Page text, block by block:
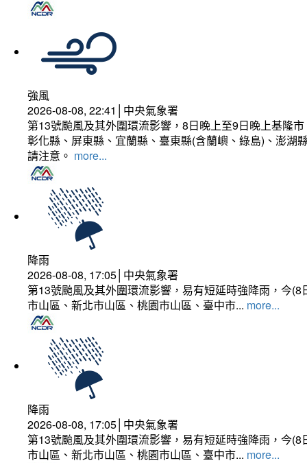
強風
2026-08-08, 22:41│中央氣象署
第13號颱風及其外圍環流影響，8日晚上至9日晚上基隆
彰化縣、屏東縣、宜蘭縣、臺東縣(含蘭嶼、綠島)、澎湖
請注意。 more...
降雨
2026-08-08, 17:05│中央氣象署
第13號颱風及其外圍環流影響，易有短延時強降雨，今
市山區、新北市山區、桃園市山區、臺中市... more...
降雨
2026-08-08, 17:05│中央氣象署
第13號颱風及其外圍環流影響，易有短延時強降雨，今
市山區、新北市山區、桃園市山區、臺中市... more...